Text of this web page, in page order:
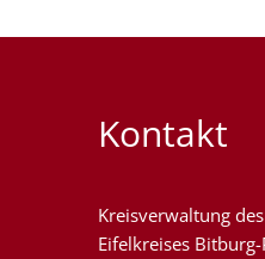
Kontakt
Kreisverwaltung des
Eifelkreises